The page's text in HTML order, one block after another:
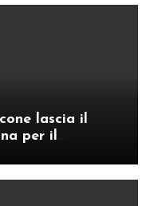
lascia il
per il